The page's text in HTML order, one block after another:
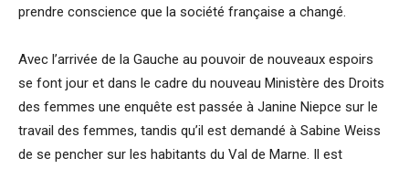
prendre conscience que la société française a changé.
Avec l’arrivée de la Gauche au pouvoir de nouveaux espoirs
se font jour et dans le cadre du nouveau Ministère des Droits
des femmes une enquête est passée à Janine Niepce sur le
travail des femmes, tandis qu’il est demandé à Sabine Weiss
de se pencher sur les habitants du Val de Marne. Il est